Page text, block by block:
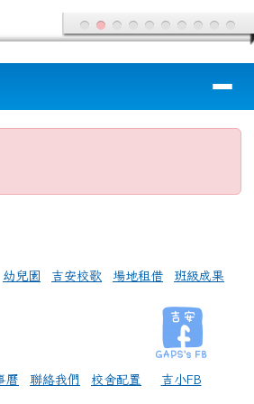
幼兒園 吉安校歌 場地租借 班級成果
曆 聯絡我們 校舍配置 吉小FB